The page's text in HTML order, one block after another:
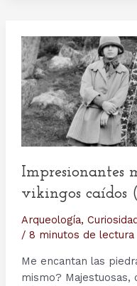
fueron
y
su
significado
Impresionantes
vikingos caídos
Arqueología,
/ 8 minutos de lectura
Me encantan las
mismo? Majestuosas,